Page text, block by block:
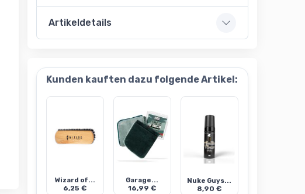
Artikeldetails
Kunden kauften dazu folgende Artikel:
Wizard of...
6,25 €
Garage...
16,99 €
Nuke Guys...
8,90 €